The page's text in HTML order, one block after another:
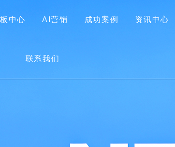
中心 AI营销 成功案例 资讯中心
联系我们
于我们 网站建设 小程序 模板中心